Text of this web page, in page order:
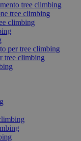
tree climbing
tree climbing
climbing
per tree climbing
tree climbing